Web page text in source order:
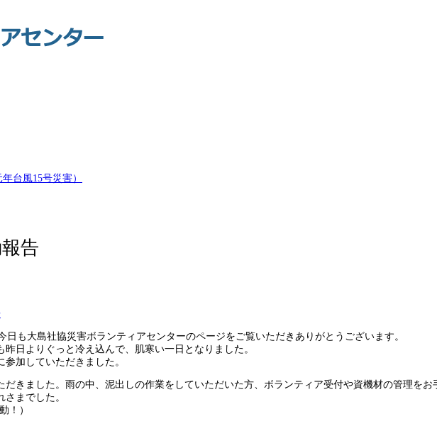
台風15号災害）
告
日も大島社協災害ボランティアセンターのページをご覧いただきありがとうございます。
日よりぐっと冷え込んで、肌寒い一日となりました。
加していただきました。
だきました。雨の中、泥出しの作業をしていただいた方、ボランティア受付や資機材の管理をお
までした。
！）